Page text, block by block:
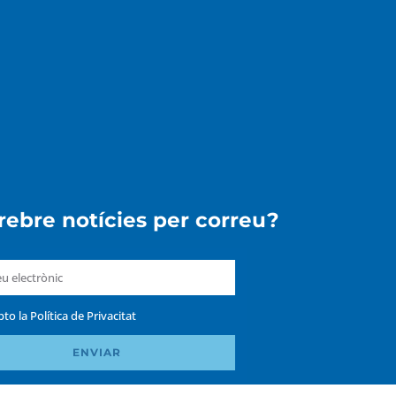
notícies per correu?
la Política de Privacitat
ENVIAR